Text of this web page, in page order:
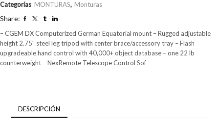
Categorías MONTURAS, Monturas
Share:
– CGEM DX Computerized German Equatorial mount – Rugged adjustable
height 2.75″ steel leg tripod with center brace/accessory tray – Flash
upgradeable hand control with 40,000+ object database – one 22 lb
counterweight – NexRemote Telescope Control Sof
DESCRIPCIÓN